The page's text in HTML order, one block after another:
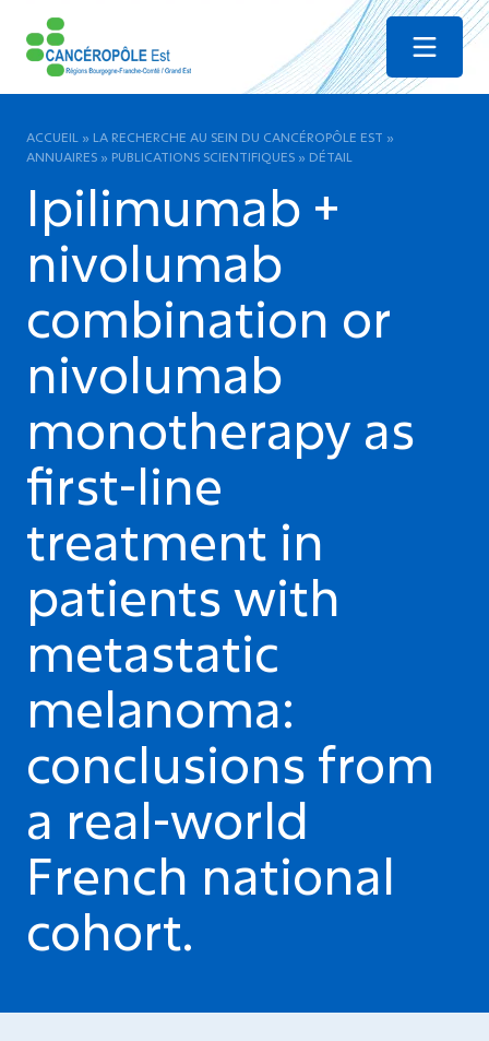
Menu
ACCUEIL » LA RECHERCHE AU SEIN DU CANCÉROPÔLE EST »
ANNUAIRES » PUBLICATIONS SCIENTIFIQUES » DÉTAIL
Ipilimumab +
nivolumab
combination or
nivolumab
monotherapy as
first-line
treatment in
patients with
metastatic
melanoma:
conclusions from
a real-world
French national
cohort.